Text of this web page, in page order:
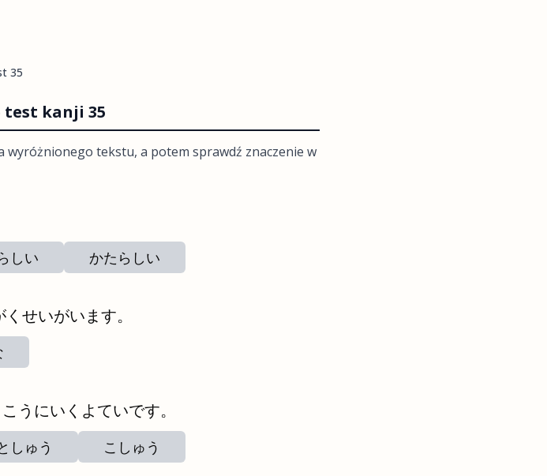
35
test kanji 35
wyróżnionego tekstu, a potem sprawdź znaczenie w
しい かたらしい
せいがいます。
うにいくよていです。
しゅう こしゅう